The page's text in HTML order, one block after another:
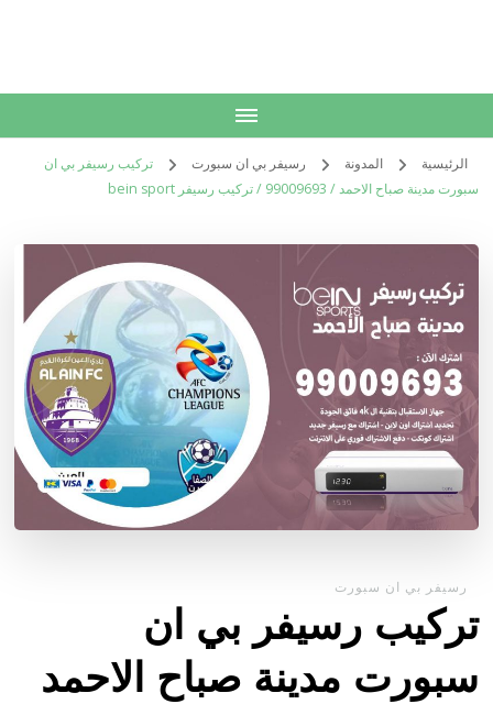
الرئيسية المدونة رسيفر بي ان سبورت
تركيب رسيفر بي ان
سبورت مدينة صباح الاحمد / 99009693 / تركيب رسيفر bein sport
رسيفر بي ان سبورت
تركيب رسيفر بي ان
سبورت مدينة صباح الاحمد